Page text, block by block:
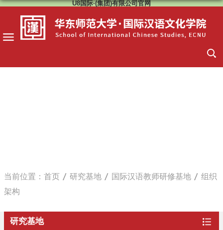
U8国际·(集团)有限公司官网
当前位置： 首页 研究基地 国际汉语教师研修基地
组织
架构
研究基地